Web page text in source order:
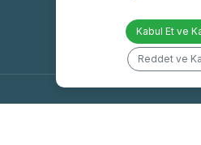
Kabul Et ve
Reddet ve